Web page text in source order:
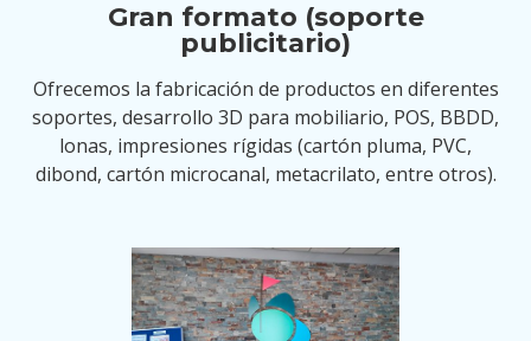
Gran formato (soporte
publicitario)
Ofrecemos la fabricación de productos en diferentes
soportes, desarrollo 3D para mobiliario, POS, BBDD,
lonas, impresiones rígidas (cartón pluma, PVC,
dibond, cartón microcanal, metacrilato, entre otros).